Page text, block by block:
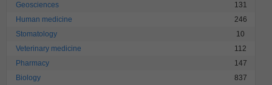
Geosciences
131
Human medicine
246
Stomatology
10
Veterinary medicine
112
Pharmacy
147
Biology
837